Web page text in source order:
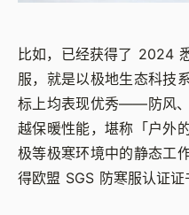
比如，已经获得了 2024
服，就是以极地生态科技
标上均表现优秀——防风
越保暖性能，堪称「户外
极等极寒环境中的静态工
得欧盟 SGS 防寒服认证证